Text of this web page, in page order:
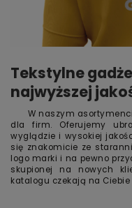
Tekstylne
najwyższej
W naszym
dla firm. Oferujemy
wyglądzie i wysokiej
się znakomicie ze
logo marki i na pewno
skupionej na nowych
katalogu czekają na